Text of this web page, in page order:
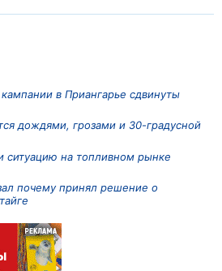
в Приангарье сдвинуты
дождями, грозами и 30-градусной
ситуацию на топливном рынке
почему принял решение о